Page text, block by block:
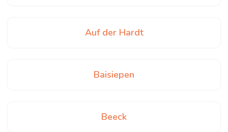
Auf der Hardt
Baisiepen
Beeck